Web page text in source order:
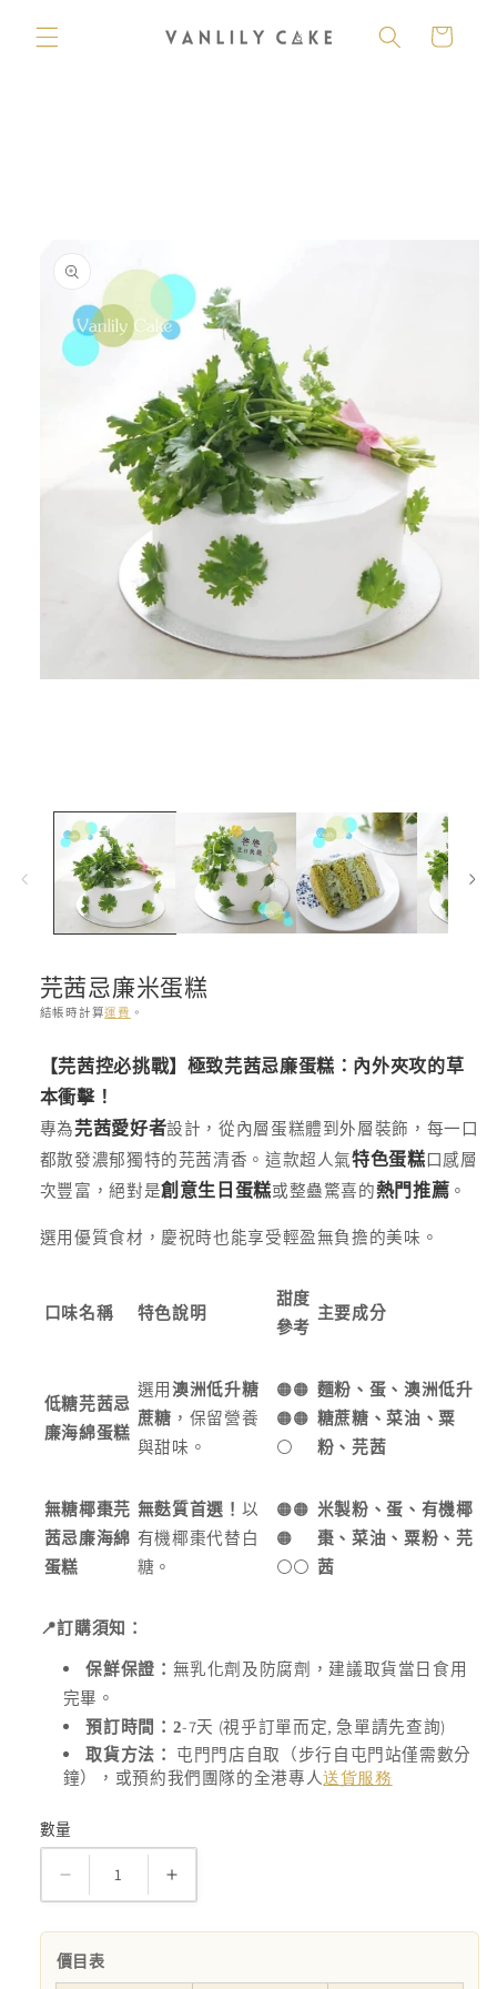
容
物
芫茜忌廉米蛋糕
結帳時計算運費 。
存
貨
單
位
(SKU):
【芫茜控必挑戰】極致芫茜忌廉蛋糕：內外夾攻的草
本衝擊！
專為芫茜愛好者設計，從內層蛋糕體到外層裝飾，每一口
都散發濃郁獨特的芫茜清香。這款超人氣特色蛋糕口感層
次豐富，絕對是創意生日蛋糕或整蠱驚喜的熱門推薦 。
選用優質食材，慶祝時也能享受輕盈無負擔的美味。
口味名稱 特色說明
甜度
參考
主要成分
低糖芫茜忌
廉海綿蛋糕
選用澳洲低升糖
蔗糖 ，保留營養
與甜味。
🟠🟠
🟠🟠
⚪️
麵粉、蛋、澳洲低升
糖蔗糖、菜油、粟
粉、芫茜
無糖椰棗芫
茜忌廉海綿
蛋糕
無麩質首選！ 以
有機椰棗代替白
糖。
🟠🟠
🟠
⚪️⚪️
米製粉、蛋、有機椰
棗、菜油、粟粉、芫
茜
📍訂購須知：
保鮮保證： 無乳化劑及防腐劑，建議取貨當日食用
完畢。
預訂時間：2-7天 (視乎訂單而定,急單請先查詢)
取貨方法：
屯門門店自取（步行自屯門站僅需數分
鐘），或預約我們團隊的全港專人送貨服務
數
數量
忌
廉
廉
價目表